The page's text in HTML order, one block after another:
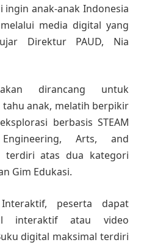
ingin anak-anak Indonesia
media digital yang
Direktur PAUD, Nia
dirancang untuk
anak, melatih berpikir
berbasis STEAM
Engineering, Arts, and
terdiri atas dua kategori
Gim Edukasi.
peserta dapat
interaktif atau video
digital maksimal terdiri